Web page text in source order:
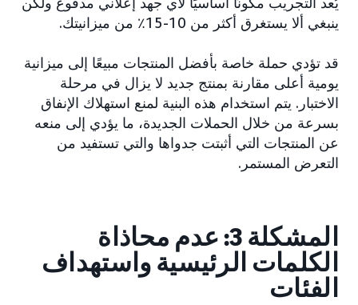
ينبغي ألا يستغرق أكثر من 10-15٪ من ميزانيتك.
قد تؤدي حملة خاصة بأفضل المنتجات مبيعًا إلى ميزانية
يومية أعلى مقارنة بمنتج جديد لا يزال في مرحلة
الاختبار. يتم استخدام هذه البنية لمنع استهلاك الإنفاق
بسرعة من خلال الحملات الجديدة، ما يؤدي إلى منعه
عن المنتجات التي أثبتت جدواها والتي تستفيد من
التعرض المستمر.
المشكلة 3: عدم محاذاة
الكلمات الرئيسية واستهداف
الفئات